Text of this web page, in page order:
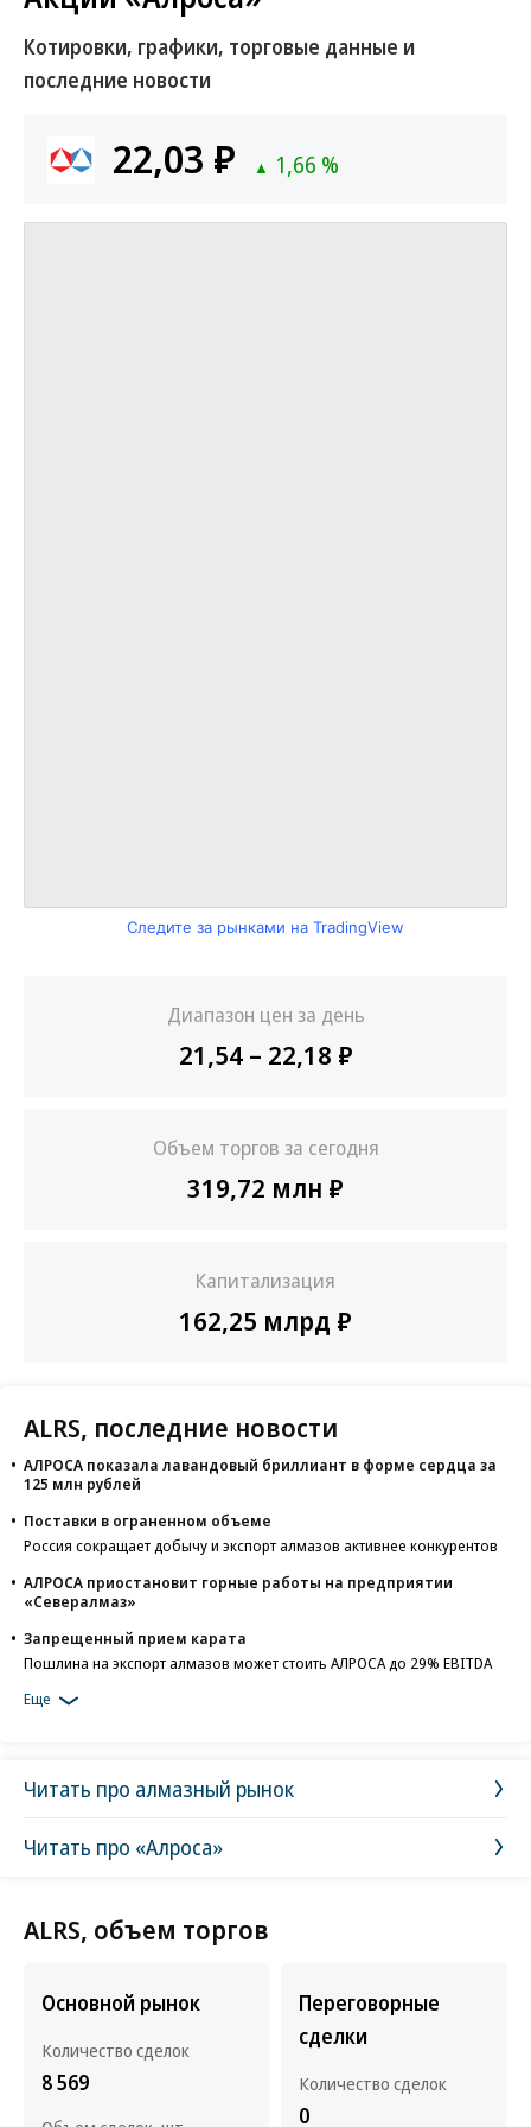
Котировки, графики, торговые данные и
последние новости
22,03 ₽ 1,66 %
Следите за рынками на TradingView
Диапазон цен за день
21,54 – 22,18 ₽
Объем торгов за сегодня
319,72 млн ₽
Капитализация
162,25 млрд ₽
ALRS, последние новости
АЛРОСА показала лавандовый бриллиант в форме сердца за
125 млн рублей
Поставки в ограненном объеме
Россия сокращает добычу и экспорт алмазов активнее конкурентов
АЛРОСА приостановит горные работы на предприятии
«Севералмаз»
Запрещенный прием карата
Пошлина на экспорт алмазов может стоить АЛРОСА до 29% EBITDA
Еще
Читать про алмазный рынок
Читать про «Алроса»
ALRS, объем торгов
Основной рынок
Количество сделок
8 569
Переговорные
сделки
Количество сделок
0